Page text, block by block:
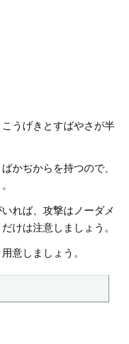
うげきとすばやさが半
かぢからを持つので、
いれば、攻撃はノーダメ
けは注意しましょう。
意しましょう。